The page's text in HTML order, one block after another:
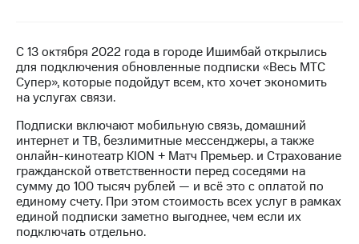
Роуминг
Семейная
группа
Заказать
SIM-
карту
Оформить
eSIM
Тарифы
RED,
РИИЛ
Супер
дешевле
при
оплате
с карты
МТС
Деньги
С 13 октября 2022 года в городе Ишимбай открылись
для подключения обновленные подписки «Весь МТС
Супер», которые подойдут всем, кто хочет экономить
на услугах связи.
Подписки включают мобильную связь, домашний
интернет и ТВ, безлимитные мессенджеры, а также
онлайн-кинотеатр KION + Матч Премьер. и Страхование
гражданской ответственности перед соседями на
сумму до 100 тысяч рублей — и всё это с оплатой по
единому счету. При этом стоимость всех услуг в рамках
единой подписки заметно выгоднее, чем если их
подключать отдельно.